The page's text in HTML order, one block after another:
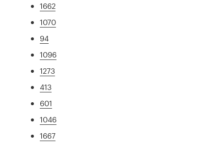
1662
1070
94
1096
1273
413
601
1046
1667